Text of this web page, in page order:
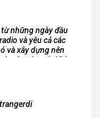
từ những ngày đầu
và yêu cả các
và xây dựng nên
xúc cảm này!Cám